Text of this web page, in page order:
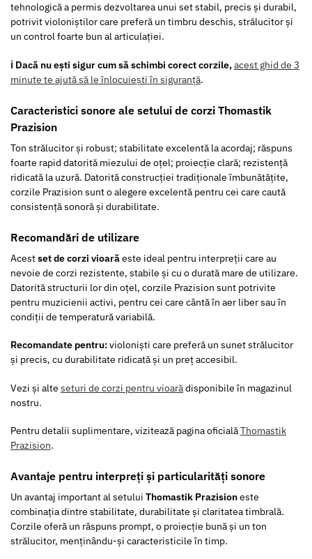
tehnologică a permis dezvoltarea unui set stabil, precis și durabil,
potrivit violoniștilor care preferă un timbru deschis, strălucitor și
un control foarte bun al articulației.
ℹ️ Dacă nu ești sigur cum să schimbi corect corzile,acest ghid de 3
minute te ajută să le înlocuiești în siguranță.
Caracteristici sonore ale setului de corzi Thomastik
Prazision
Ton strălucitor și robust; stabilitate excelentă la acordaj; răspuns
foarte rapid datorită miezului de oțel; proiecție clară; rezistență
ridicată la uzură. Datorită construcției tradiționale îmbunătățite,
corzile Prazision sunt o alegere excelentă pentru cei care caută
consistență sonoră și durabilitate.
Recomandări de utilizare
Acestset de corzi vioarăeste ideal pentru interpreții care au
nevoie de corzi rezistente, stabile și cu o durată mare de utilizare.
Datorită structurii lor din oțel, corzile Prazision sunt potrivite
pentru muzicienii activi, pentru cei care cântă în aer liber sau în
condiții de temperatură variabilă.
Recomandate pentru:violoniști care preferă un sunet strălucitor
și precis, cu durabilitate ridicată și un preț accesibil.
Vezi și alte seturi de corzi pentru vioarădisponibile în magazinul
nostru.
Pentru detalii suplimentare, vizitează pagina oficialăThomastik
Prazision.
Avantaje pentru interpreți și particularități sonore
Un avantaj important al setului Thomastik Prazisioneste
combinația dintre stabilitate, durabilitate și claritatea timbrală.
Corzile oferă un răspuns prompt, o proiecție bună și un ton
strălucitor, menținându-și caracteristicile în timp.